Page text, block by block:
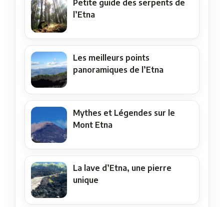
Petite guide des serpents de
l’Etna
Les meilleurs points
panoramiques de l’Etna
Mythes et Légendes sur le
Mont Etna
La lave d’Etna, une pierre
unique